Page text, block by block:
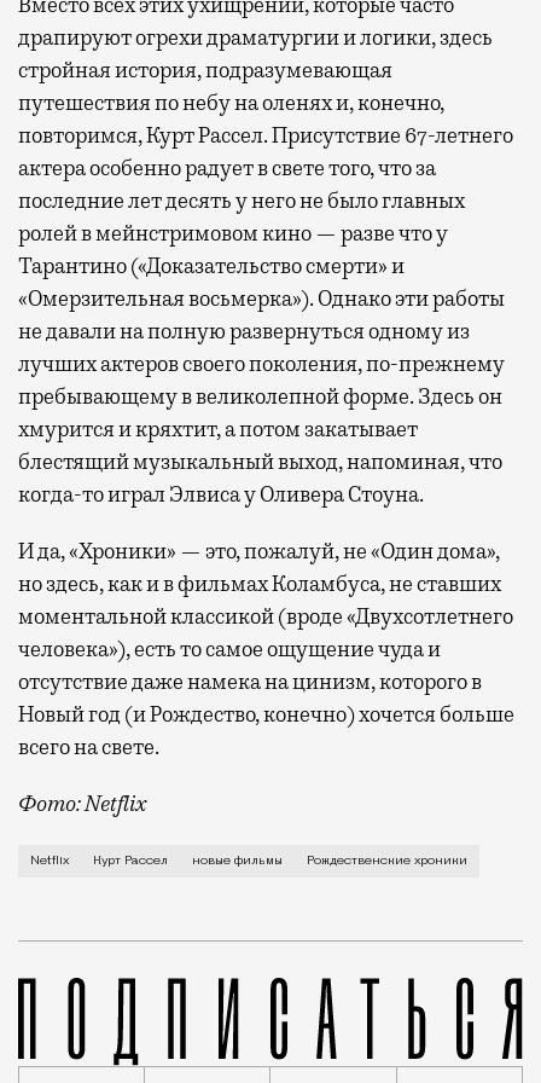
драпируют огрехи драматургии и логики, здесь
стройная история, подразумевающая
путешествия по небу на оленях и, конечно,
повторимся, Курт Рассел. Присутствие 67-летнего
актера особенно радует в свете того, что за
последние лет десять у него не было главных
ролей в мейнстримовом кино — разве что у
Тарантино («Доказательство смерти» и
«Омерзительная восьмерка»). Однако эти работы
не давали на полную развернуться одному из
лучших актеров своего поколения, по-прежнему
пребывающему в великолепной форме. Здесь он
хмурится и кряхтит, а потом закатывает
блестящий музыкальный выход, напоминая, что
когда-то играл Элвиса у Оливера Стоуна.
И да, «Хроники» — это, пожалуй, не «Один дома»,
но здесь, как и в фильмах Коламбуса, не ставших
моментальной классикой (вроде «Двухсотлетнего
человека»), есть то самое ощущение чуда и
отсутствие даже намека на цинизм, которого в
Новый год (и Рождество, конечно) хочется больше
всего на свете.
Фото: Netflix
В семье Пирсов готовятся встречать Рождество,
Netflix Курт Рассел новые фильмы Рождественские хроники